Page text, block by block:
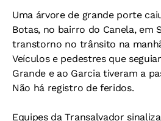
Uma árvore de grande porte
Botas, no bairro do Canela, em
transtorno no trânsito na
Veículos e pedestres que
Grande e ao Garcia tiveram a
Não há registro de feridos.
Equipes da Transalvador